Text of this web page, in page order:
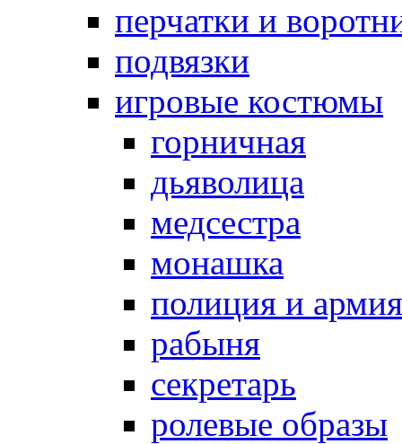
перчатки и
подвязки
игровые костюмы
горничная
дьяволица
медсестра
монашка
полиция и армия
рабыня
секретарь
ролевые образы